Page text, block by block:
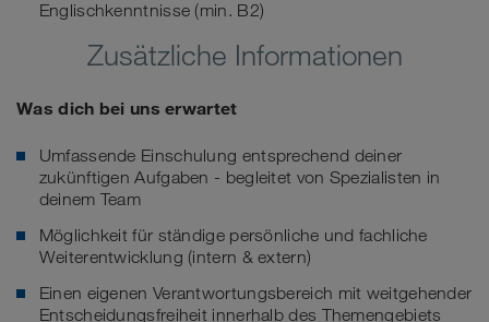
Englischkenntnisse (min. B2)
Zusätzliche Informationen
Was dich bei uns erwartet
Umfassende Einschulung entsprechend deiner
zukünftigen Aufgaben - begleitet von Spezialisten in
deinem Team
Möglichkeit für ständige persönliche und fachliche
Weiterentwicklung (intern & extern)
Einen eigenen Verantwortungsbereich mit weitgehender
Entscheidungsfreiheit innerhalb des Themengebiets